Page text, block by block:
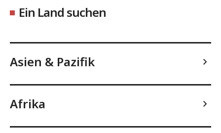
Ein Land suchen
Asien & Pazifik
Afrika